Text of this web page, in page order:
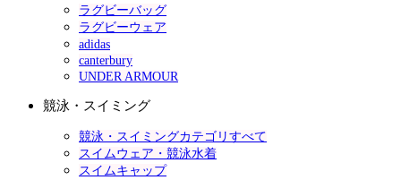
ラグビーバッグ
ラグビーウェア
adidas
canterbury
UNDER ARMOUR
競泳・スイミング
競泳・スイミングカテゴリすべて
スイムウェア・競泳水着
スイムキャップ